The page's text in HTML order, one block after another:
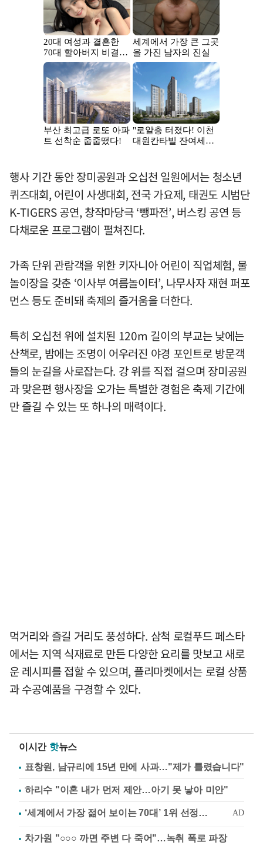
행사 기간 동안 장미공원과 오십천 일원에서는 청소년
퀴즈대회, 어린이 사생대회, 전국 가요제, 태권도 시범단
K-TIGERS 공연, 창작마당극 ‘뺑파전’, 버스킹 공연 등
다채로운 프로그램이 펼쳐진다.
가족 단위 관람객을 위한 키자니아 어린이 직업체험, 물
놀이장을 갖춘 ‘이사부 여름놀이터’, 나무사자 재현 퍼포
먼스 등도 준비돼 축제의 즐거움을 더한다.
특히 오십천 위에 설치된 120m 길이의 부교는 낮에는
산책로, 밤에는 조명이 어우러진 야경 포인트로 방문객
들의 눈길을 사로잡는다. 강 위를 직접 걸으며 장미공원
과 맞은편 행사장을 오가는 특별한 경험은 축제 기간에
만 즐길 수 있는 또 하나의 매력이다.
먹거리와 즐길 거리도 풍성하다. 삼척 로컬푸드 페스타
에서는 지역 식재료로 만든 다양한 요리를 맛보고 새로
운 레시피를 접할 수 있으며, 플리마켓에서는 로컬 상품
과 수공예품을 구경할 수 있다.
이시간 핫뉴스
표창원, 남규리에 15년 만에 사과…"제가 틀렸습니다"
하리수 "이혼 내가 먼저 제안…아기 못 낳아 미안"
차가원 "○○○ 까면 주변 다 죽어"…녹취 폭로 파장